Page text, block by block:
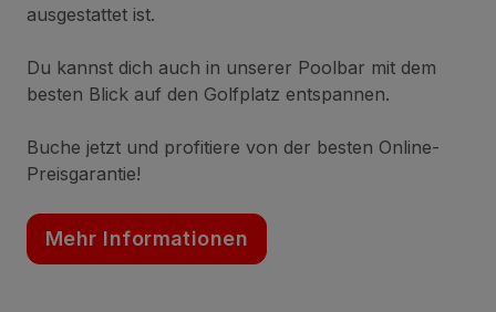
ausgestattet ist.
Du kannst dich auch in unserer Poolbar mit dem
besten Blick auf den Golfplatz entspannen.
Buche jetzt und profitiere von der besten Online-
Preisgarantie!
Mehr Informationen